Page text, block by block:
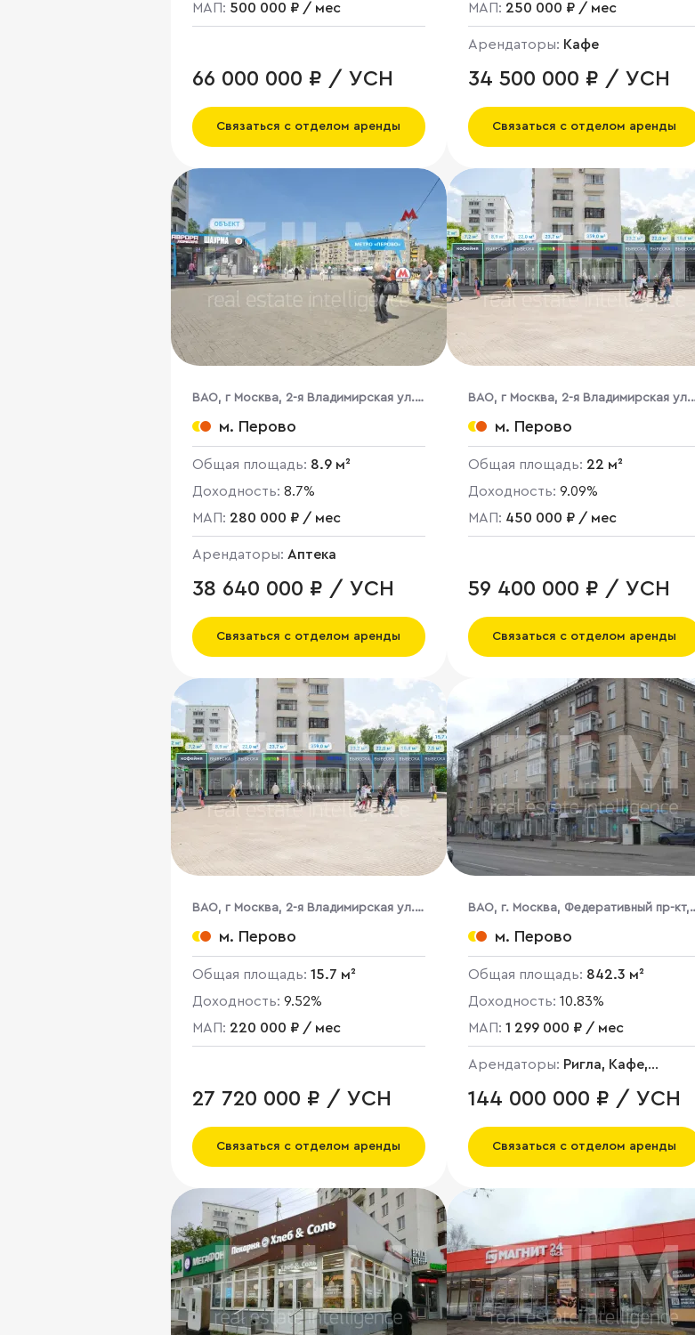
МАП: 500 000 ₽ / мес
66 000 000 ₽ / УСН
Связаться с отделом аренды
МАП: 250 000 ₽ / мес
Арендаторы: Кафе
34 500 000 ₽ / УСН
Связаться с отделом аренды
ВАО, г Москва, 2-я Владимирская ул.,
38/18м. Перово
Общая площадь: 8.9 м²
Доходность: 8.7%
МАП: 280 000 ₽ / мес
Арендаторы: Аптека
38 640 000 ₽ / УСН
Связаться с отделом аренды
ВАО, г Москва, 2-я Владимирская ул.,
38/18м. Перово
Общая площадь: 22 м²
Доходность: 9.09%
МАП: 450 000 ₽ / мес
59 400 000 ₽ / УСН
Связаться с отделом аренды
ВАО, г Москва, 2-я Владимирская ул.,
38/18м. Перово
Общая площадь: 15.7 м²
Доходность: 9.52%
МАП: 220 000 ₽ / мес
27 720 000 ₽ / УСН
Связаться с отделом аренды
ВАО, г. Москва, Федеративный пр-кт,
7, кор. 1м. Перово
Общая площадь: 842.3 м²
Доходность: 10.83%
МАП: 1 299 000 ₽ / мес
Арендаторы: Ригла, Кафе,
144 000 000 ₽ / УСН
Связаться с отделом аренды